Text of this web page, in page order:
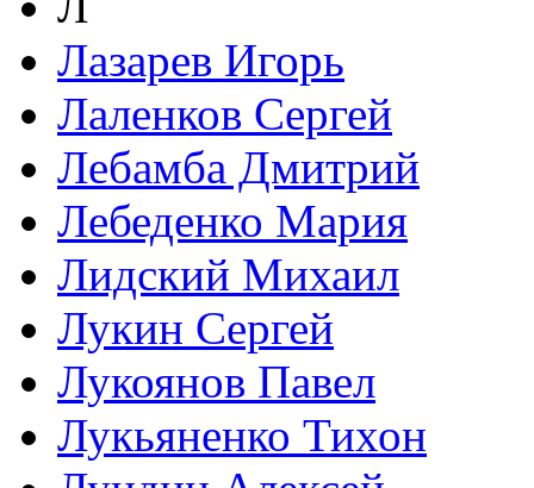
Лазарев Игорь
Лаленков Сергей
Лебамба Дмитрий
Лебеденко Мария
Лидский Михаил
Лукин Сергей
Лукоянов Павел
Лукьяненко Тихон